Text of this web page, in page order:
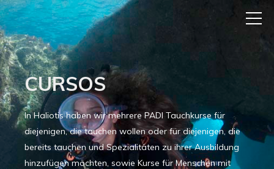
CURSOS
In Haliotis haben wir mehrere PADI Tauchkurse für
diejenigen, die tauchen wollen oder für diejenigen, die
bereits tauchen und Spezialitäten zu ihrer Ausbildung
hinzufügen möchten, sowie Kurse für Menschen mit